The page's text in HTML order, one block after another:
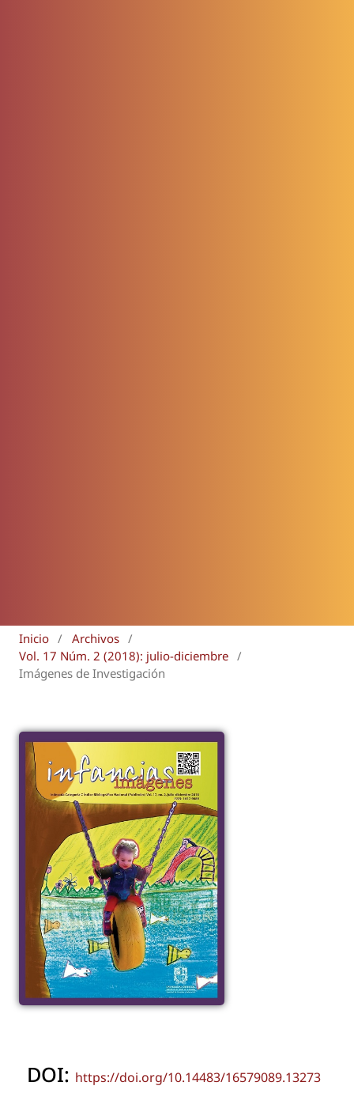
Inicio / Archivos /
Vol. 17 Núm. 2 (2018): julio-diciembre /
Imágenes de Investigación
DOI: https://doi.org/10.14483/16579089.13273